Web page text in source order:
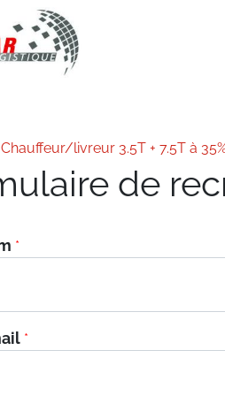
Chauffeur/livreur 3.5T + 7.5T à
de
*
*